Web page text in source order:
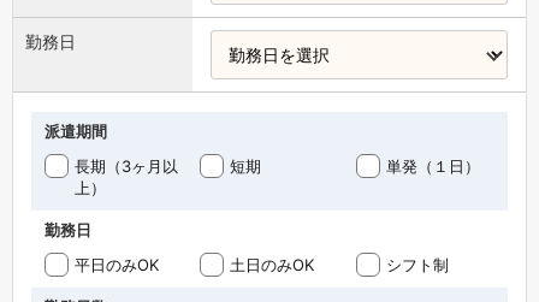
勤務日
派遣期間
長期（3ヶ月以
上）
短期 単発（１日）
勤務日
平日のみOK
土日のみOK シフト制